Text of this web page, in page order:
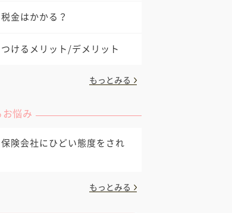
金はかかる？
けるメリット/デメリット
もっとみる
お悩み
険会社にひどい態度をされ
もっとみる